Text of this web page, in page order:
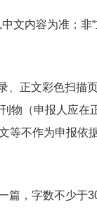
内容为准；非
正文彩色扫描
物（申报人应在
等不作为申报依
，字数不少于